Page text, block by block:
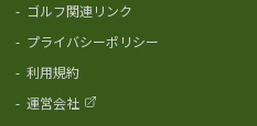
- ゴルフ関連リンク
- プライバシーポリシー
- 利用規約
- 運営会社